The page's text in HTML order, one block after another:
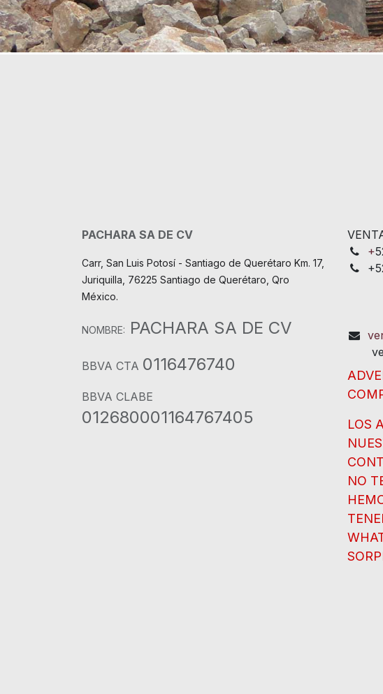
PACHARA SA DE CV
Carr, San Luis Potosí - Santiago de Querétaro Km. 17,
Juriquilla, 76225 Santiago de Querétaro, Qro
México.
NOMBRE: PACHARA SA DE CV
BBVA CTA 0116476740
BBVA CLABE
012680001164767405
+
LOS
NO